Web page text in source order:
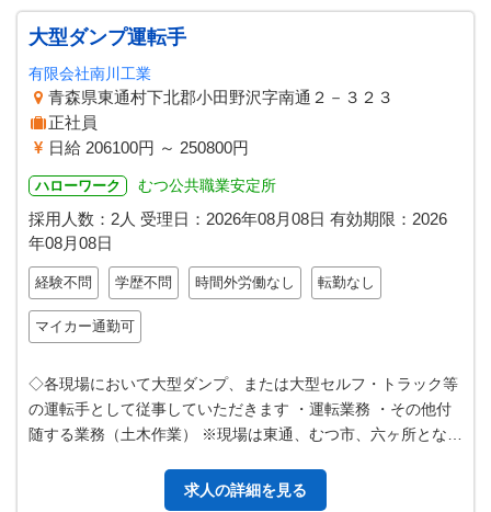
大型ダンプ運転手
有限会社南川工業
青森県東通村下北郡小田野沢字南通２－３２３
正社員
日給 206100円 ～ 250800円
ハローワーク むつ公共職業安定所
採用人数：2人 受理日： 2026年08月08日 有効期限： 2026
年08月08日
経験不問 学歴不問 時間外労働なし 転勤なし
マイカー通勤可
◇各現場において大型ダンプ、または大型セルフ・トラック等
の運転手として従事していただきます ・運転業務 ・その他付
随する業務（土木作業） ※現場は東通、むつ市、六ヶ所となり
求人の詳細を見る